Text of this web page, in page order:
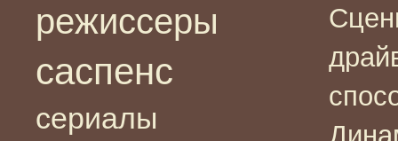
режиссеры
саспенс
сериалы